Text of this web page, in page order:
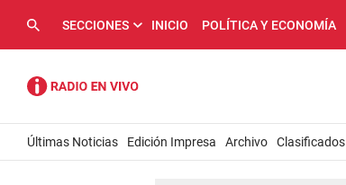
SECCIONES INICIO POLÍTICA Y ECONOMÍA
Últimas Noticias Edición Impresa Archivo Clasificados